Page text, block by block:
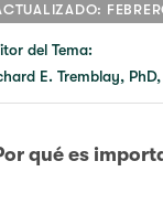
del Tema:
E. Tremblay,
qué es